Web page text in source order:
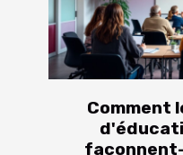
Comment